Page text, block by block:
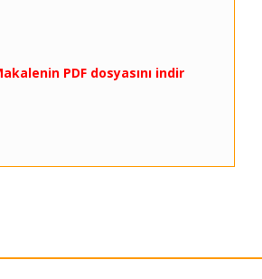
PDF dosyasını indir